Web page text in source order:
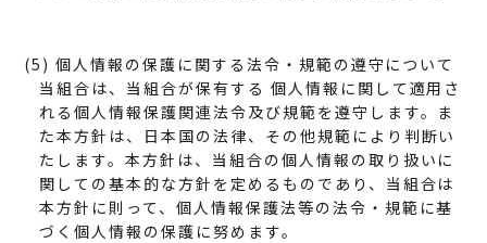
(5) 個人情報の保護に関する法令・規範の遵守について
当組合は、当組合が保有する 個人情報に関して適用さ
れる個人情報保護関連法令及び規範を遵守します。ま
た本方針は、日本国の法律、その他規範により判断い
たします。本方針は、当組合の個人情報の取り扱いに
関しての基本的な方針を定めるものであり、当組合は
本方針に則って、個人情報保護法等の法令・規範に基
づく個人情報の保護に努めます。